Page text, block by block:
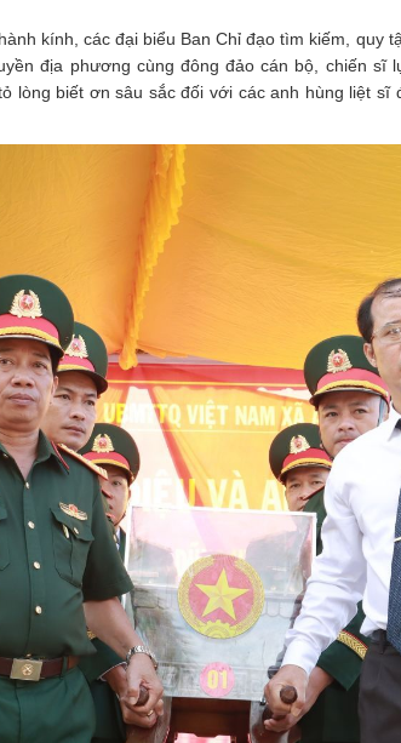
kính, các đại biểu Ban Chỉ đạo tìm kiếm, quy
địa phương cùng đông đảo cán bộ, chiến sĩ
lòng biết ơn sâu sắc đối với các anh hùng liệt